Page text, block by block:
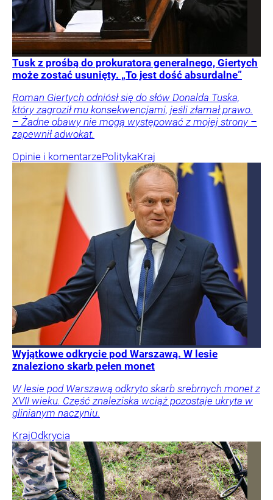
Tusk z prośbą do prokuratora generalnego, Giertych
może zostać usunięty. „To jest dość absurdalne”
Roman Giertych odniósł się do słów Donalda Tuska,
który zagroził mu konsekwencjami, jeśli złamał prawo.
– Żadne obawy nie mogą występować z mojej strony –
zapewnił adwokat.
Opinie i komentarzePolitykaKraj
Wyjątkowe odkrycie pod Warszawą. W lesie
znaleziono skarb pełen monet
W lesie pod Warszawą odkryto skarb srebrnych monet z
XVII wieku. Część znaleziska wciąż pozostaje ukryta w
glinianym naczyniu.
KrajOdkrycia